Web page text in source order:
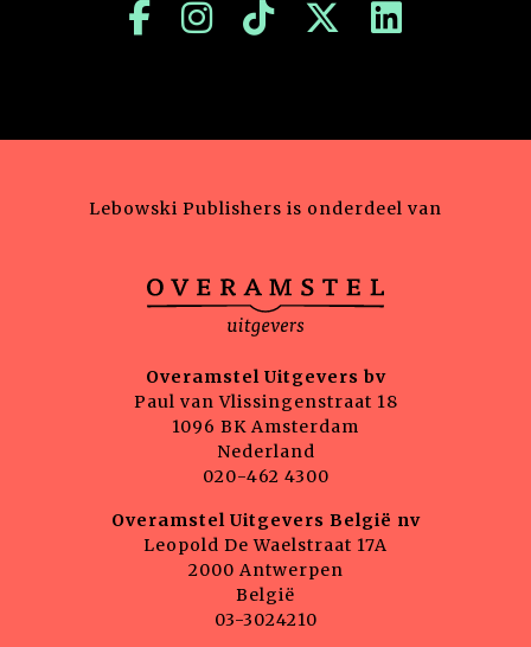
Lebowski Publishers is onderdeel van
Overamstel Uitgevers bv
Paul van Vlissingenstraat 18
1096 BK Amsterdam
Nederland
020-462 4300
Overamstel Uitgevers België nv
Leopold De Waelstraat 17A
2000 Antwerpen
België
03-3024210